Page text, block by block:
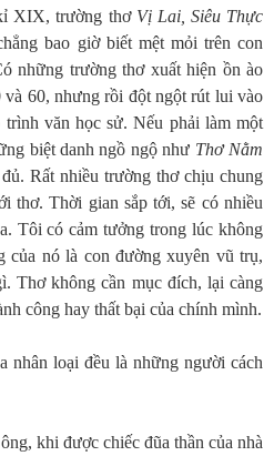
XIX, trường thơ Vị Lai, Siêu Thực
bao giờ biết mệt mỏi trên con
những trường thơ xuất hiện ồn ào
60, nhưng rồi đột ngột rút lui vào
văn học sử. Nếu phải làm một
biệt danh ngồ ngộ như Thơ Nằm
Rất nhiều trường thơ chịu chung
thơ. Thời gian sắp tới, sẽ có nhiều
Tôi có cảm tưởng trong lúc không
của nó là con đường xuyên vũ trụ,
Thơ không cần mục đích, lại càng
công hay thất bại của chính mình.
nhân loại đều là những người cách
khi được chiếc đũa thần của nhà